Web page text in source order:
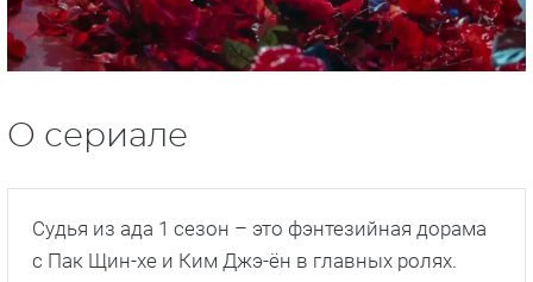
О сериале
Судья из ада 1 сезон – это фэнтезийная дорама
с Пак Щин-хе и Ким Джэ-ён в главных ролях.